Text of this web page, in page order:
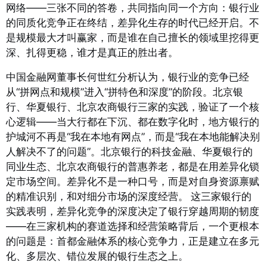
网络——三张不同的答卷，共同指向同一个方向：银行业
的同质化竞争正在终结，差异化生存的时代已经开启。不
是规模最大才叫赢家，而是谁在自己擅长的领域里挖得更
深、扎得更稳，谁才是真正的胜出者。
中国金融网董事长何世红分析认为，银行业的竞争已经
从“拼网点和规模”进入“拼特色和深度”的阶段。北京银
行、华夏银行、北京农商银行三家的实践，验证了一个核
心逻辑——当大行都在下沉、都在数字化时，地方银行的
护城河不再是“我在本地有网点”，而是“我在本地能解决别
人解决不了的问题”。北京银行的科技金融、华夏银行的
同业生态、北京农商银行的普惠养老，都是在用差异化锁
定市场空间。差异化不是一种口号，而是对自身资源禀赋
的精准识别，和对细分市场的深度经营。
这三家银行的
实践表明，差异化竞争的深度决定了银行穿越周期的韧度
——在三家机构的赛道选择和经营策略背后，一个更根本
的问题是：首都金融体系的核心竞争力，正是建立在多元
化、多层次、错位发展的银行生态之上。